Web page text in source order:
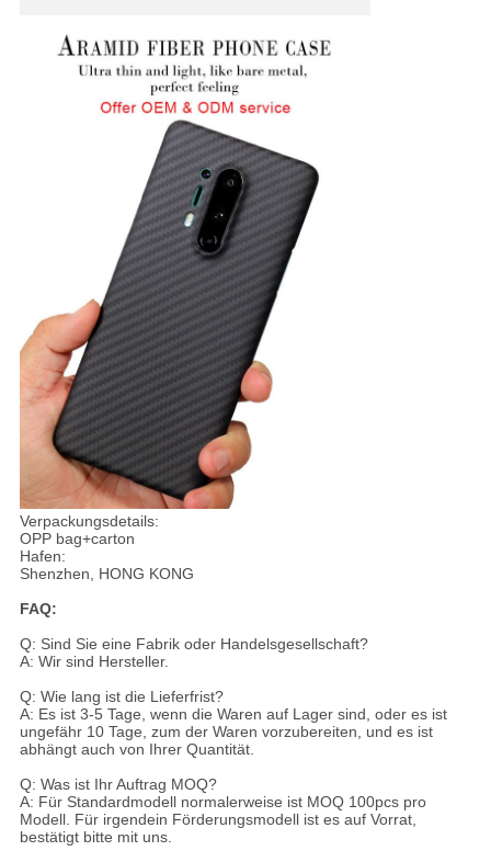
Verpackungsdetails:
OPP bag+carton
Hafen:
Shenzhen, HONG KONG
FAQ:
Q: Sind Sie eine Fabrik oder Handelsgesellschaft?
A: Wir sind Hersteller.
Q: Wie lang ist die Lieferfrist?
A: Es ist 3-5 Tage, wenn die Waren auf Lager sind, oder es ist
ungefähr 10 Tage, zum der Waren vorzubereiten, und es ist
abhängt auch von Ihrer Quantität.
Q: Was ist Ihr Auftrag MOQ?
A: Für Standardmodell normalerweise ist MOQ 100pcs pro
Modell. Für irgendein Förderungsmodell ist es auf Vorrat,
bestätigt bitte mit uns.